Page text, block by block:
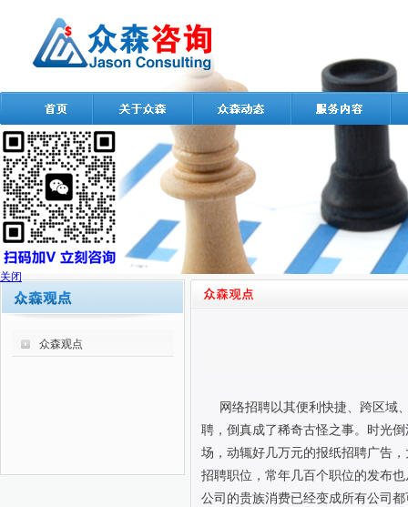
众森观点
网络招聘以其便利快捷、跨区域
聘，倒真成了稀奇古怪之事。时光
场，动辄好几万元的报纸招聘广告
招聘职位，常年几百个职位的发布
公司的贵族消费已经变成所有公司
关闭